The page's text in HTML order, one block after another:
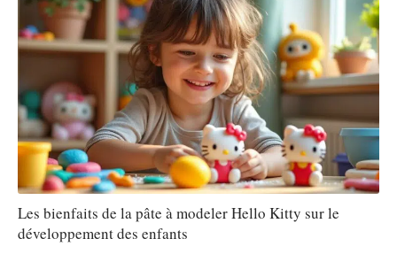
Les bienfaits de la pâte à modeler Hello Kitty sur le
développement des enfants